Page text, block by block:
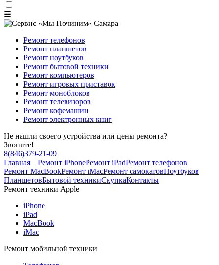
☰
Ремонт телефонов
Ремонт планшетов
Ремонт ноутбуков
Ремонт бытовой техники
Ремонт компьютеров
Ремонт игровых приставок
Ремонт моноблоков
Ремонт телевизоров
Ремонт кофемашин
Ремонт электронных книг
Не нашли своего устройства или цены ремонта?
Звоните!
8(846)379-21-09
Главная
Ремонт iPhoneРемонт iPadРемонт телефонов
Ремонт MacBookРемонт iMacРемонт самокатовНоутбуков
ПланшетовБытовой техникиСкупкаКонтакты
Ремонт техники Apple
iPhone
iPad
MacBook
iMac
Ремонт мобильной техники